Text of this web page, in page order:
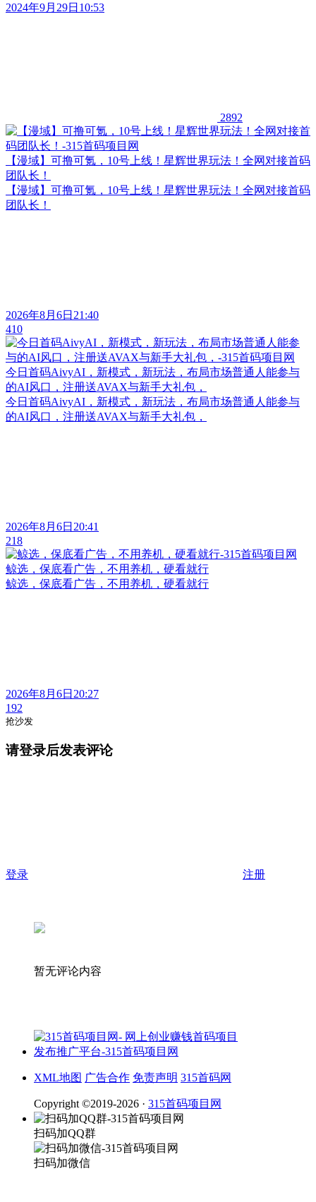
2024年9月29日10:53
2892
【漫域】可撸可氪，10号上线！星辉世界玩法！全网对接首码
团队长！
【漫域】可撸可氪，10号上线！星辉世界玩法！全网对接首码
团队长！
2026年8月6日21:40
410
今日首码AivyAI，新模式，新玩法，布局市场普通人能参与
的AI风口，注册送AVAX与新手大礼包，
今日首码AivyAI，新模式，新玩法，布局市场普通人能参与
的AI风口，注册送AVAX与新手大礼包，
2026年8月6日20:41
218
鲸选，保底看广告，不用养机，硬看就行
鲸选，保底看广告，不用养机，硬看就行
2026年8月6日20:27
192
抢沙发
请登录后发表评论
登录 注册
暂无评论内容
XML地图 广告合作 免责声明 315首码网
Copyright ©2019-2026 · 315首码项目网
扫码加QQ群
扫码加微信